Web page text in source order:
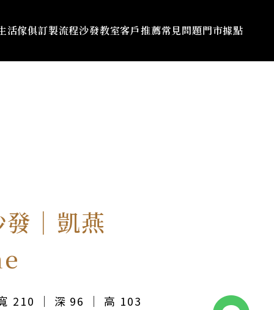
活傢俱訂製流程沙發教室客戶推薦常見問題門市據點
｜凱燕
210 ｜ 深 96 ｜ 高 103